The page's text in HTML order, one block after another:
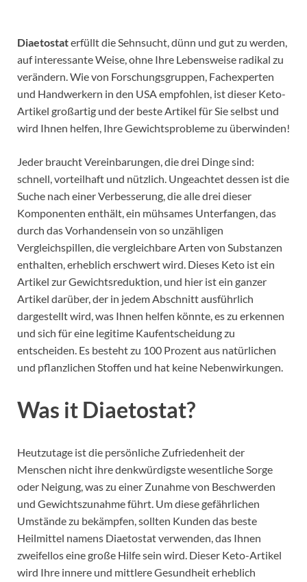
Diaetostaterfüllt die Sehnsucht, dünn und gut zu werden,
auf interessante Weise, ohne Ihre Lebensweise radikal zu
verändern. Wie von Forschungsgruppen, Fachexperten
und Handwerkern in den USA empfohlen, ist dieser Keto-
Artikel großartig und der beste Artikel für Sie selbst und
wird Ihnen helfen, Ihre Gewichtsprobleme zu überwinden!
Jeder braucht Vereinbarungen, die drei Dinge sind:
schnell, vorteilhaft und nützlich. Ungeachtet dessen ist die
Suche nach einer Verbesserung, die alle drei dieser
Komponenten enthält, ein mühsames Unterfangen, das
durch das Vorhandensein von so unzähligen
Vergleichspillen, die vergleichbare Arten von Substanzen
enthalten, erheblich erschwert wird. Dieses Keto ist ein
Artikel zur Gewichtsreduktion, und hier ist ein ganzer
Artikel darüber, der in jedem Abschnitt ausführlich
dargestellt wird, was Ihnen helfen könnte, es zu erkennen
und sich für eine legitime Kaufentscheidung zu
entscheiden. Es besteht zu 100 Prozent aus natürlichen
und pflanzlichen Stoffen und hat keine Nebenwirkungen.
Was it Diaetostat?
Heutzutage ist die persönliche Zufriedenheit der
Menschen nicht ihre denkwürdigste wesentliche Sorge
oder Neigung, was zu einer Zunahme von Beschwerden
und Gewichtszunahme führt. Um diese gefährlichen
Umstände zu bekämpfen, sollten Kunden das beste
Heilmittel namens Diaetostat verwenden, das Ihnen
zweifellos eine große Hilfe sein wird. Dieser Keto-Artikel
wird Ihre innere und mittlere Gesundheit erheblich